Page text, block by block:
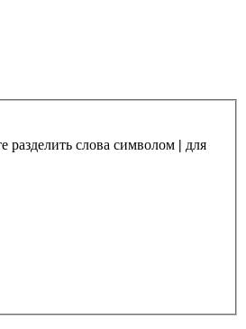
разделить слова символом | для